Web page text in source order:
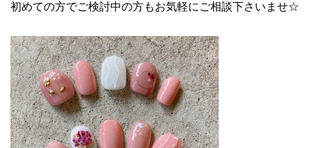
初めての方でご検討中の方もお気軽にご相談下さいませ☆